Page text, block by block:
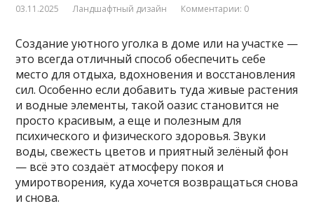
03.11.2025 Ландшафтный дизайн Комментарии: 0
Создание уютного уголка в доме или на участке —
это всегда отличный способ обеспечить себе
место для отдыха, вдохновения и восстановления
сил. Особенно если добавить туда живые растения
и водные элементы, такой оазис становится не
просто красивым, а еще и полезным для
психического и физического здоровья. Звуки
воды, свежесть цветов и приятный зелёный фон
— всё это создаёт атмосферу покоя и
умиротворения, куда хочется возвращаться снова
и снова.